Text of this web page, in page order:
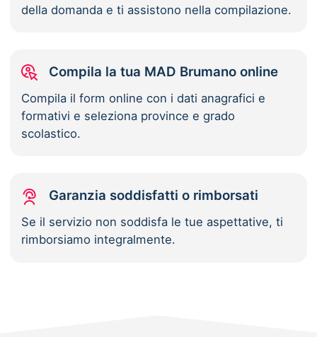
della domanda e ti assistono nella compilazione.
Compila la tua MAD Brumano online
Compila il form online con i dati anagrafici e
formativi e seleziona province e grado
scolastico.
Garanzia soddisfatti o rimborsati
Se il servizio non soddisfa le tue aspettative, ti
rimborsiamo integralmente.